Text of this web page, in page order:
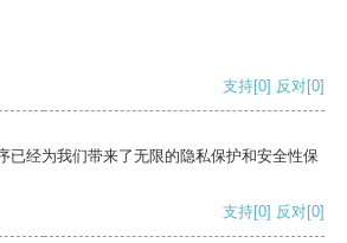
支持[0] 反对[0]
已经为我们带来了无限的隐私保护和安全性保
支持[0] 反对[0]